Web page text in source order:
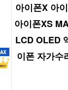
아이폰X 아
아이폰XS
LCD OLED
이폰 자가수